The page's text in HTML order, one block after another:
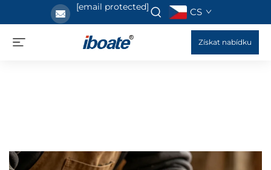
[email protected] CS
Získat nabídku